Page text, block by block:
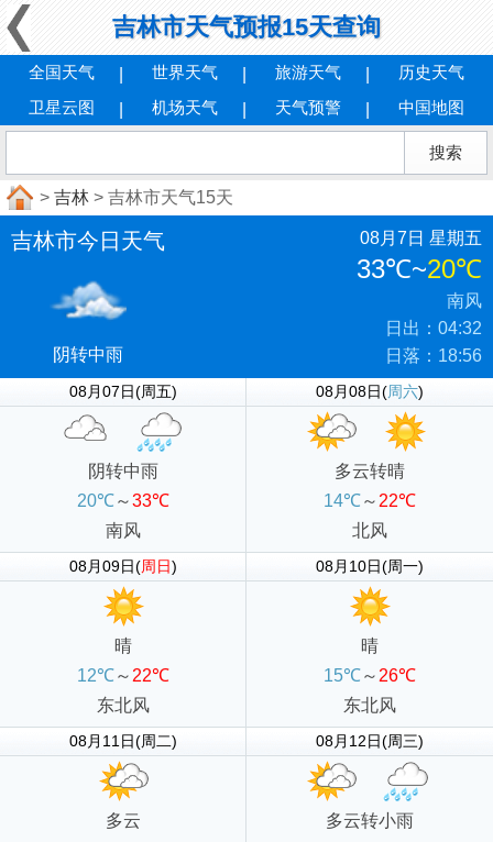
吉林市天气预报15天查询
全国天气 世界天气 旅游天气
历史天气
卫星云图
机场天气 天气预警 中国地图
> 吉林 > 吉林市天气15天
吉林市今日天气
阴转中雨
08月7日 星期五
33℃~20℃
南风
日出：04:32
日落：18:56
08月07日(周五)
阴转中雨
20℃～33℃
南风
08月08日(周六)
多云转晴
14℃～ 22℃
北风
08月09日(周日)
晴
12℃～ 22℃
东北风
08月10日(周一)
晴
15℃～ 26℃
东北风
08月11日(周二)
多云
08月12日(周三)
多云转小雨